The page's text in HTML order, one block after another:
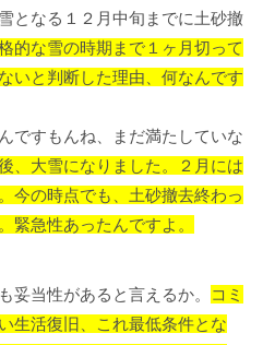
となる１２月中旬までに土砂撤
的な雪の時期まで１ヶ月切って
いと判断した理由、何なんです
ですもんね、まだ満たしていな
、大雪になりました。２月には
今の時点でも、土砂撤去終わっ
緊急性あったんですよ。
妥当性があると言えるか。
コミ
生活復旧、これ最低条件とな